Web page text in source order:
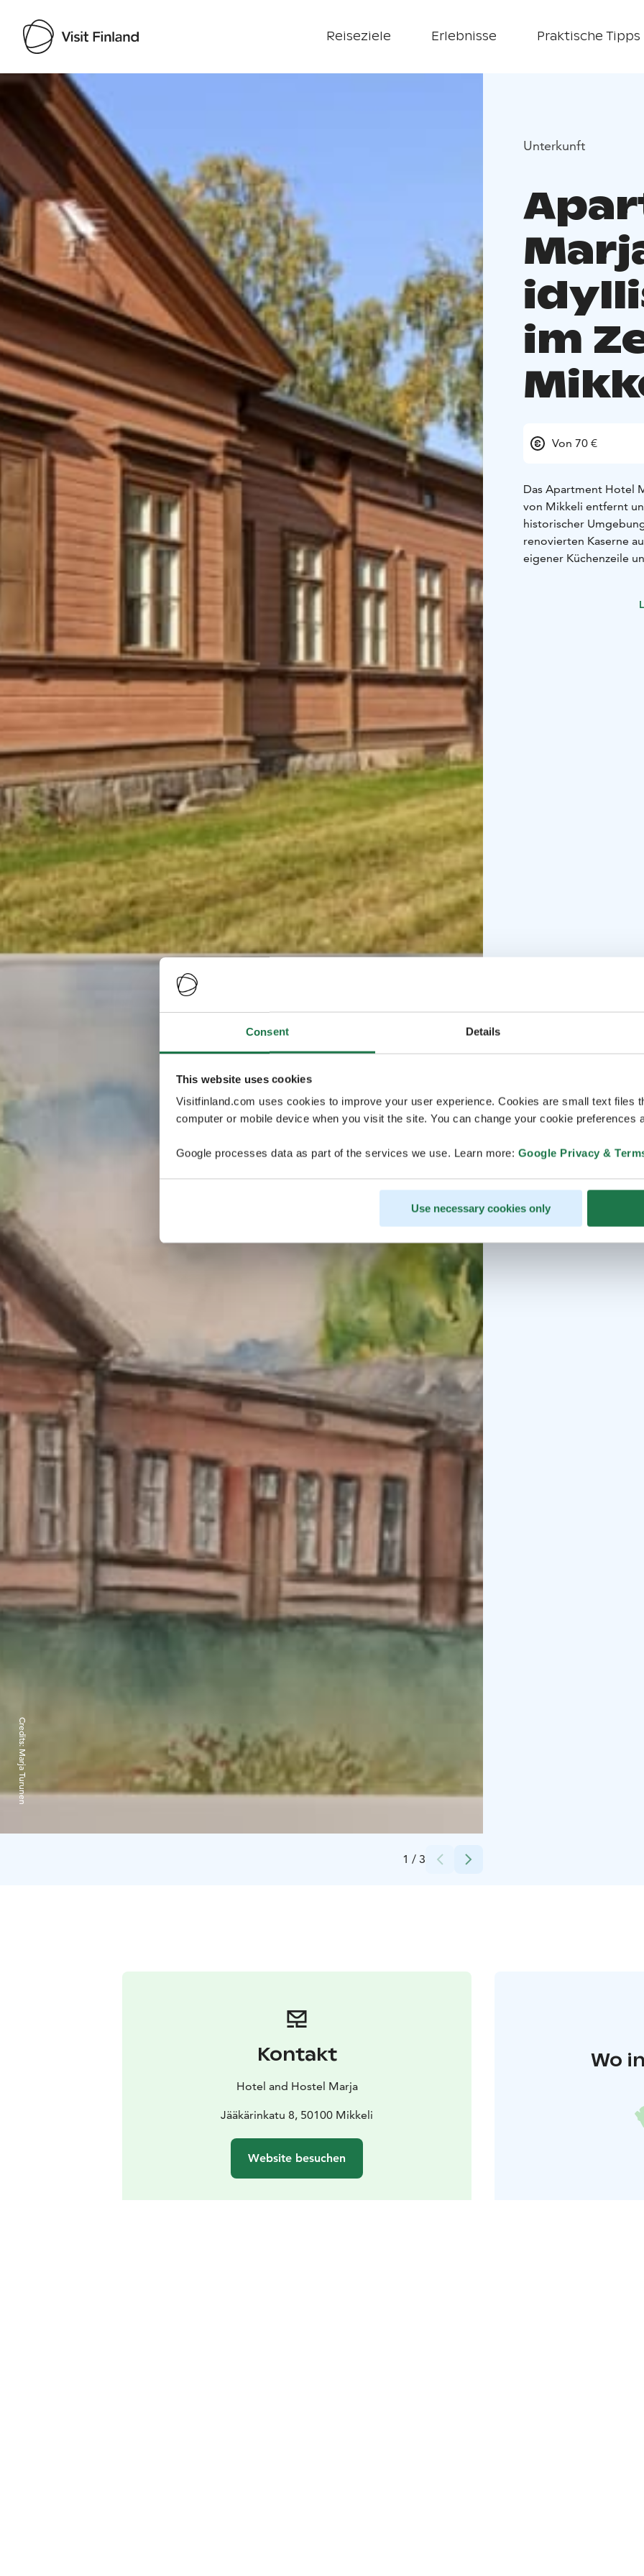
Consent Details
This website uses cookies
Visitfinland.com uses cookies to improve your user experience. Cookies are small text files
computer or mobile device when you visit the site. You can change your cookie preferences
Google processes data as part of the services we use. Learn more: Google Privacy &
Use necessary cookies only
Reiseziele Erlebnisse Praktische Tipps
Visit Finland
1 / 3
Credits:
Marja Turunen
Unterkunft
im
Von 70 €
Das Apartment Hotel
von Mikkeli entfernt
historischer
renovierten Kaserne
eigener Küchenzeile
man aber auch viele andere
Kontakt
Hotel and Hostel Marja
Jääkärinkatu 8, 50100 Mikkeli
Website besuchen
Wo